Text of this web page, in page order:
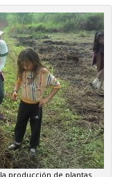
producción de plantas